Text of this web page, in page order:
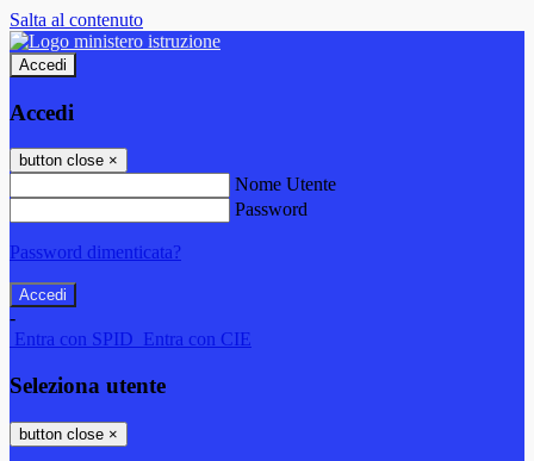
Salta al contenuto
Accedi
Accedi
button close ×
Nome Utente
Password
Password dimenticata?
-
Entra con SPID Entra con CIE
Seleziona utente
button close ×